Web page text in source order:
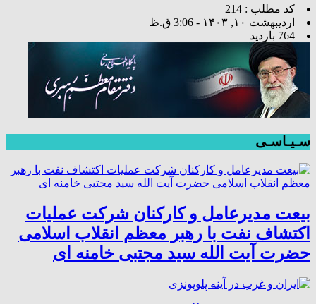
کد مطلب : 214
اردیبهشت ۱۰, ۱۴۰۳ - 3:06 ق.ظ
764 بازدید
سـیـاسـی
بیعت مدیرعامل و کارکنان شرکت عملیات
اکتشاف نفت با رهبر معظم انقلاب اسلامی
حضرت آیت الله سید مجتبی خامنه ای